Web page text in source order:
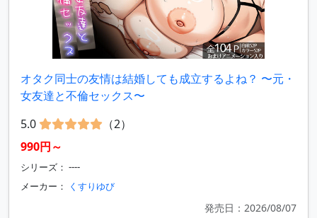
オタク同士の友情は結婚しても成立するよね？ 〜元・
女友達と不倫セックス〜
5.0
（2）
990円～
シリーズ： ----
メーカー：
くすりゆび
発売日：2026/08/07